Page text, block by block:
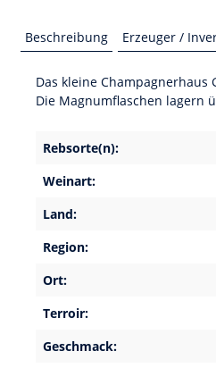
Beschreibung Erzeuger /
Das kleine
Die Magnumflaschen lagern
Rebsorte(n):
Weinart:
Land:
Region:
Ort:
Terroir:
Geschmack: